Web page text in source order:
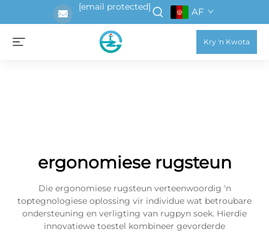
[email protected] AF
Kry 'n Kwota
ergonomiese rugsteun
Die ergonomiese rugsteun verteenwoordig 'n
toptegnologiese oplossing vir individue wat betroubare
ondersteuning en verligting van rugpyn soek. Hierdie
innovatiewe toestel kombineer gevorderde